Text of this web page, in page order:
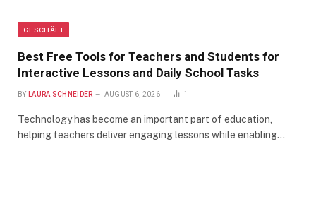
GESCHÄFT
Best Free Tools for Teachers and Students for
Interactive Lessons and Daily School Tasks
BY LAURA SCHNEIDER AUGUST 6, 2026 1
Technology has become an important part of education,
helping teachers deliver engaging lessons while enabling…